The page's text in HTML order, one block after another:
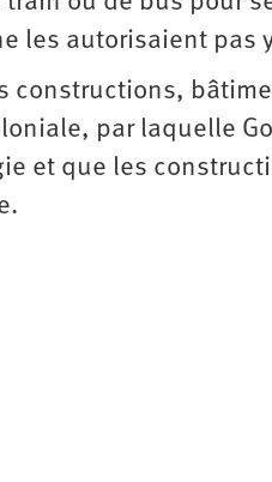
les autorisaient pas
constructions,
par laquelle
et que les